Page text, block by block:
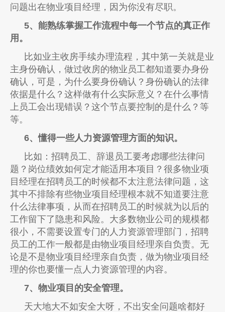
问题出在物业项目经理，因为你没有尽职。
5、能熟练掌握工作流程中每一个节点的真正作
用。
比如业主收房手续办理流程，其中第一关就是业
主身份确认，做过收房的物业员工都知道要办身份
确认，可是，为什么要身份确认？身份确认的法律
依据是什么？这样做有什么实际意义？在什么事情
上员工会出现错误？这个节点要控制的是什么？等
等。
6、懂得一些人力资源管理方面的知识。
比如：招聘员工、辞退员工要考虑哪些法律问
题？岗位绩效如何定才能适用本项目？很多物业项
目经理在招聘员工的时候都不太注意法律问题，这
其中不排除有些物业项目经理根本就不知道要注意
什么法律事项，从而在招聘员工的时候就为以后的
工作留下了隐患和风险。大多数物业公司的规模都
很小，不需要设置专门的人力资源管理部门，招聘
员工的工作一般都是由物业项目经理亲自负责。无
论是不是物业项目经理亲自负责，做为物业项目经
理的你也要懂一点人力资源管理的内容。
7、物业项目的安全管理。
天大地大不如安全大呀，不出安全问题啥都好